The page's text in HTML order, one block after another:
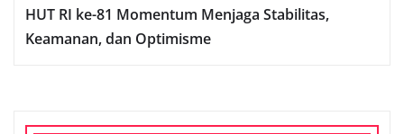
HUT RI ke-81 Momentum Menjaga Stabilitas,
Keamanan, dan Optimisme